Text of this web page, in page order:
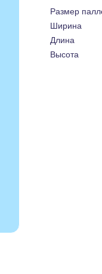
Размер
Ширина
Длина
Высота